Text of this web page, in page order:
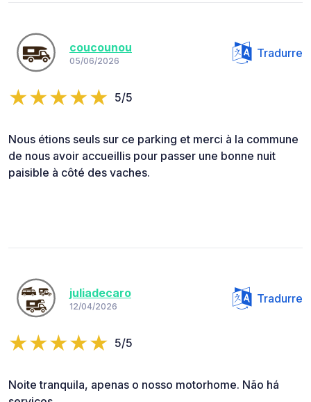
coucounou
05/06/2026
Tradurre
5/5
Nous étions seuls sur ce parking et merci à la commune
de nous avoir accueillis pour passer une bonne nuit
paisible à côté des vaches.
juliadecaro
12/04/2026
Tradurre
5/5
Noite tranquila, apenas o nosso motorhome. Não há